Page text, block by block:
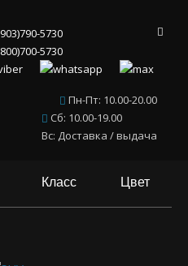
5730
5730
Пн-Пт: 10.00-20.00
Сб: 10.00-19.00
Вс: Доставка / выдача
Класс Цвет